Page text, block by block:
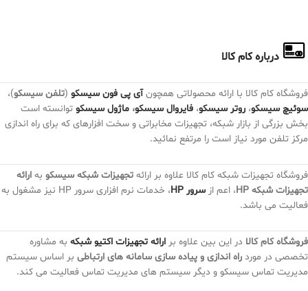
درباره کام کالا
فروشگاه کام کالا با ارائه محصولاتی همچونآی پی فون سیسکو (تلفن سیسکو)،
سوئیچ سیسکو، روتر سیسکو، فایروال سیسکو، ماژول سیسکو توانسته است
بخش بزرگی از بازار شبکه، تجهیزات مخابراتی و سخت افزارهای که برای راه اندازی
مرکز تلفن مورد نیاز است را مرتفع نمائید.
فروشگاه تجهیزات شبکه کام کالا علاوه بر ارائه تجهیزات شبکه سیسکو به ارائه
تجهیزات شبکه HP
، اعم از سرور HP
، خدمات نرم افزاری سرور HP نیز مشغول به
فعالیت می باشد.
فروشگاه کام کالا در این بین علاوه بر ارائه تجهیزات اکتیو شبکه به مشاوره
تخصصی در مورد راه اندازی و پیاده سازی سامانه های ارتباطی بر اساس سیستم
مدیریت تماس سیسکو و دیگر سیستم های مدیریت تماس فعالیت می کند.